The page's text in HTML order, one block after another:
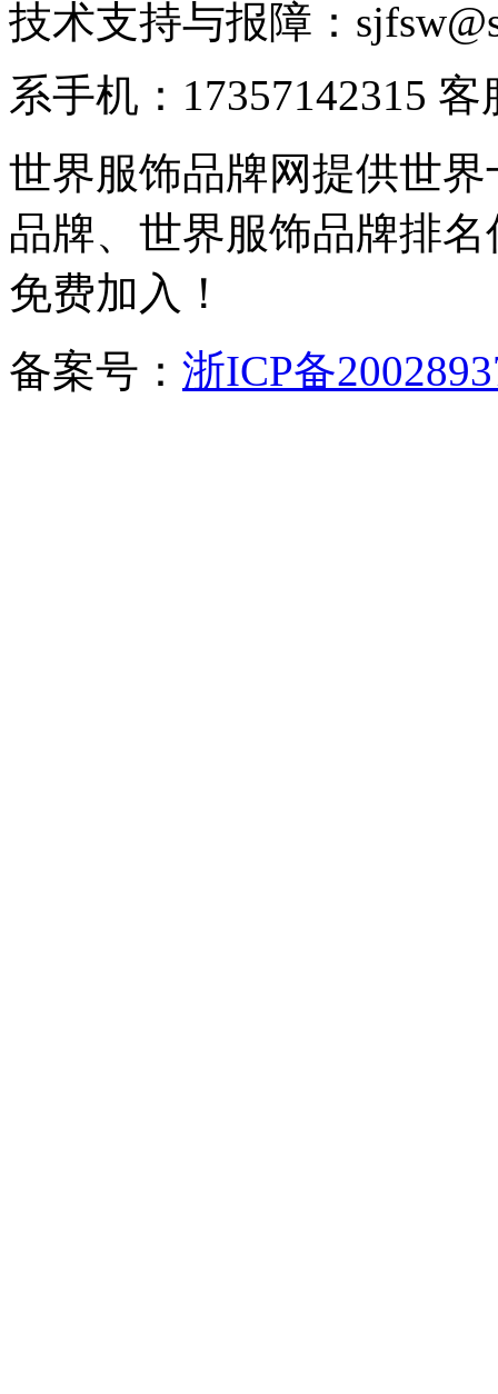
技术支持与报障：
系手机：17357142315 客
世界服饰品牌网提供世
品牌、世界服饰品牌排
免费加入！
备案号： 浙ICP备